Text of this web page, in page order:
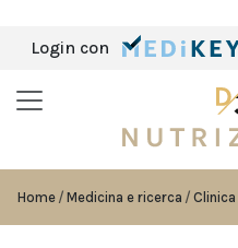
Login con
Home Medicina e ricerca Clinica